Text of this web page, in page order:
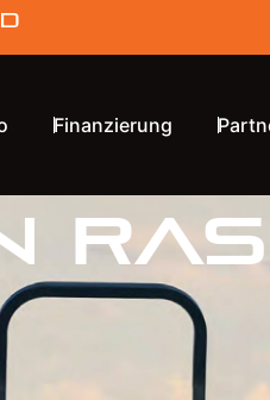
Finanzierung